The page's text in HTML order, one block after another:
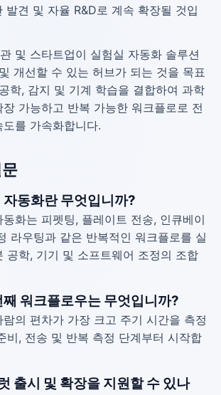
발견 및 자율 R&D로 계속 확장될 것입
및 스타트업이 실험실 자동화 솔루션
개선할 수 있는 허브가 되는 것을 목표
학, 감지 및 기계 학습을 결합하여 과학
가능하고 반복 가능한 워크플로로 전
를 가속화합니다.
동화란 무엇입니까?
화는 피펫팅, 플레이트 전송, 인큐베이
라우팅과 같은 반복적인 워크플로를 실
공학, 기기 및 소프트웨어 조정의 조합
워크플로우는 무엇입니까?
의 편차가 가장 크고 주기 시간을 측정
비, 전송 및 반복 측정 단계부터 시작합
출시 및 확장을 지원할 수 있나